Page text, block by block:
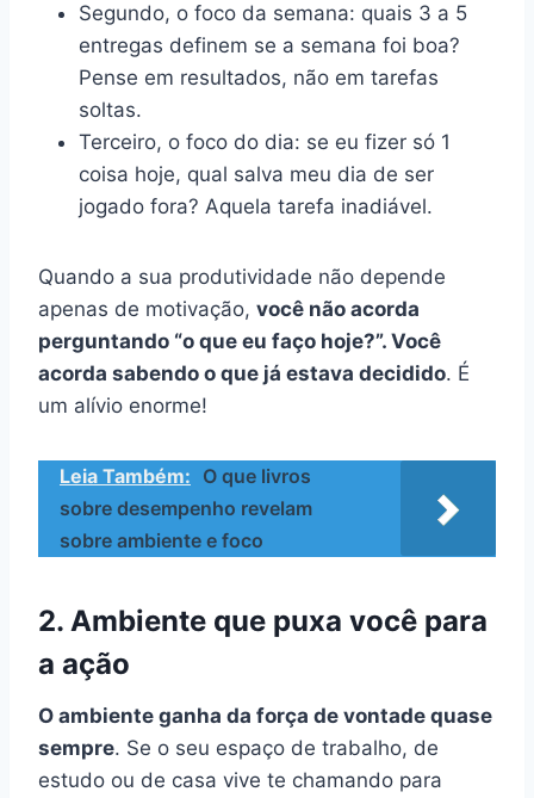
Segundo, o foco da semana: quais 3 a 5
entregas definem se a semana foi boa?
Pense em resultados, não em tarefas
soltas.
Terceiro, o foco do dia: se eu fizer só 1
coisa hoje, qual salva meu dia de ser
jogado fora? Aquela tarefa inadiável.
Quando a sua produtividade não depende
apenas de motivação, você não acorda
perguntando “o que eu faço hoje?”. Você
acorda sabendo o que já estava decidido. É
um alívio enorme!
Leia Também: O que livros
sobre desempenho revelam
sobre ambiente e foco
2. Ambiente que puxa você para
a ação
O ambiente ganha da força de vontade quase
sempre. Se o seu espaço de trabalho, de
estudo ou de casa vive te chamando para